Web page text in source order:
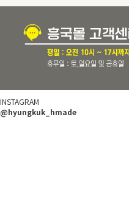
INSTAGRAM
@hyungkuk_hmade